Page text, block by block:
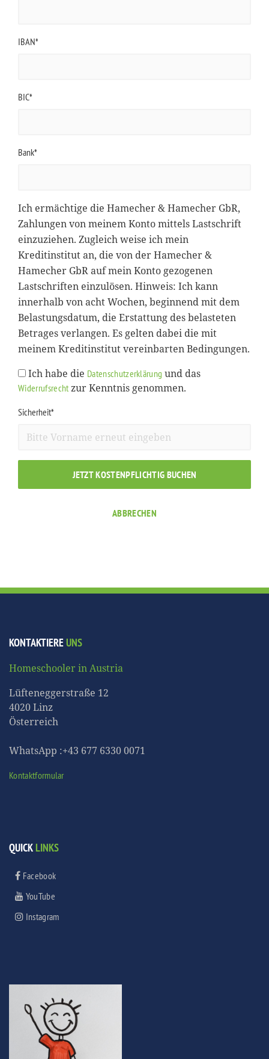
IBAN*
BIC*
Bank*
Ich ermächtige die Hamecher & Hamecher GbR,
Zahlungen von meinem Konto mittels Lastschrift
einzuziehen. Zugleich weise ich mein
Kreditinstitut an, die von der Hamecher &
Hamecher GbR auf mein Konto gezogenen
Lastschriften einzulösen. Hinweis: Ich kann
innerhalb von acht Wochen, beginnend mit dem
Belastungsdatum, die Erstattung des belasteten
Betrages verlangen. Es gelten dabei die mit
meinem Kreditinstitut vereinbarten Bedingungen.
Ich habe die Datenschutzerklärung und das
Widerrufsrechtzur Kenntnis genommen.
Sicherheit*
JETZT KOSTENPFLICHTIG BUCHEN
ABBRECHEN
KONTAKTIEREUNS
Homeschooler in Austria
Lüfteneggerstraße 12
4020 Linz
Österreich
WhatsApp :+43 677 6330 0071
Kontaktformular
QUICKLINKS
Facebook
YouTube
Instagram